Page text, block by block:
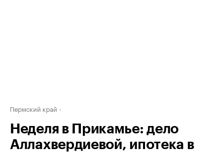
Пермский край
Неделя в Прикамье: дело
Аллахвердиевой, ипотека в